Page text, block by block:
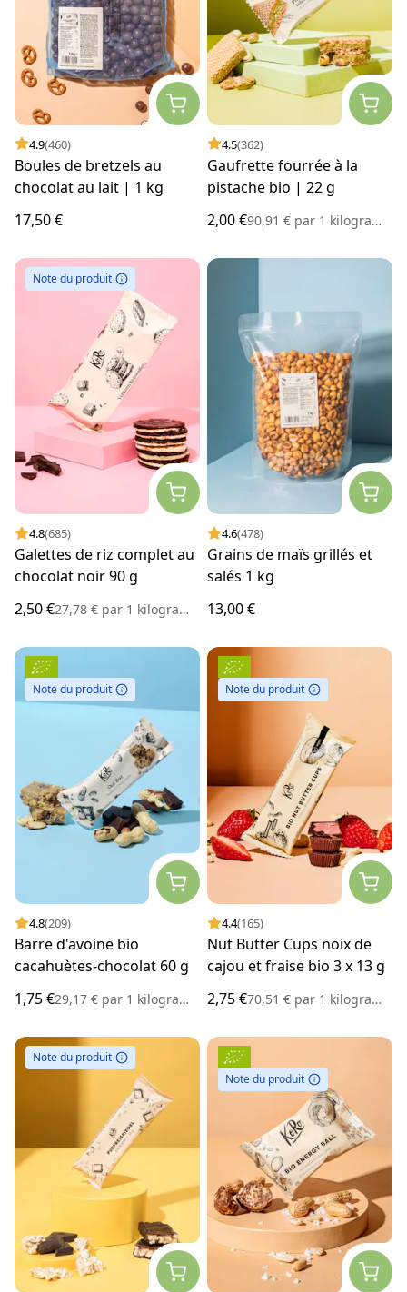
4.9(460)
Boules de bretzels au
chocolat au lait | 1 kg
17,50 €
4.5(362)
Gaufrette fourrée à la
pistache bio | 22 g
2,00 €90,91 € par 1 kilogramme
Note du produit
4.8(685)
Galettes de riz complet au
chocolat noir 90 g
2,50 €27,78 € par 1 kilogramme
4.6(478)
Grains de maïs grillés et
salés 1 kg
13,00 €
Note du produit
4.8(209)
Barre d'avoine bio
cacahuètes-chocolat 60 g
1,75 €29,17 € par 1 kilogramme
Note du produit
4.4(165)
Nut Butter Cups noix de
cajou et fraise bio 3 x 13 g
2,75 €70,51 € par 1 kilogramme
Note du produit
Note du produit